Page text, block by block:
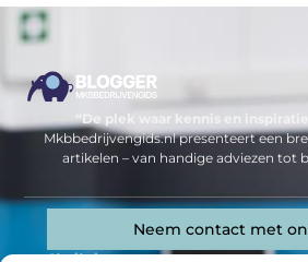
“De plek waar kennis en
Mkbbedrijvengids.nl presenteert een
artikelen – van handige adviezen tot
Neem contact met